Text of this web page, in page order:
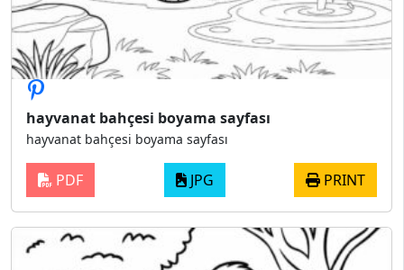
hayvanat bahçesi boyama sayfası
hayvanat bahçesi boyama sayfası
PDF JPG PRINT